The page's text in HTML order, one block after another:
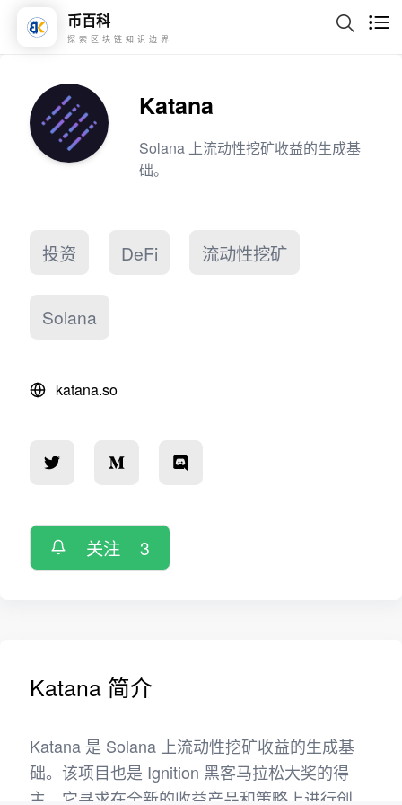
币百科
探索区块链知识边界
Katana
Solana 上流动性挖矿收益的生成基
础。
投资 DeFi 流动性挖矿
Solana
katana.so
关注 3
Katana 简介
Katana 是 Solana 上流动性挖矿收益的生成基
础。该项目也是 Ignition 黑客马拉松大奖的得
主。它寻求在全新的收益产品和策略上进行创